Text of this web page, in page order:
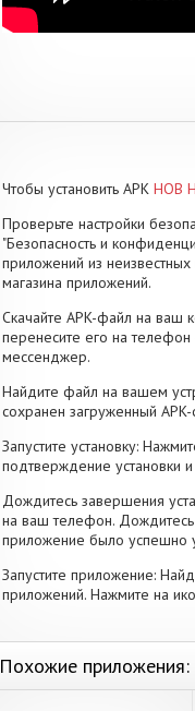
Чтобы установить APK HOB
Проверьте настройки
"Безопасность и
приложений из
магазина приложений.
Скачайте APK-файл на ваш
перенесите его на
мессенджер.
Найдите файл на вашем
сохранен загруженный
Запустите установку:
подтверждение установки
Дождитесь завершения
на ваш телефон. Дождитесь
приложение было успешно
Запустите приложение:
приложений. Нажмите на
Похожие приложения: